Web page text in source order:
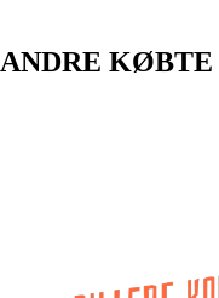
ANDRE KØBTE